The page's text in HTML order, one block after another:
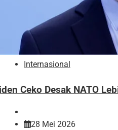
Internasional
Ceko Desak NATO
28 Mei 2026